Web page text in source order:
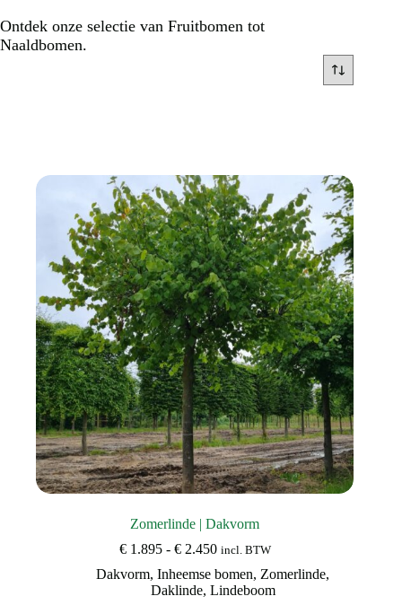
Ontdek onze selectie van Fruitbomen tot
Naaldbomen.
Zomerlinde | Dakvorm
€1.895 - €2.450Prijsklasse:
tot
€ 2.450
incl. BTW
Dakvorm,Inheemse bomen, Zomerlinde,
Daklinde, Lindeboom